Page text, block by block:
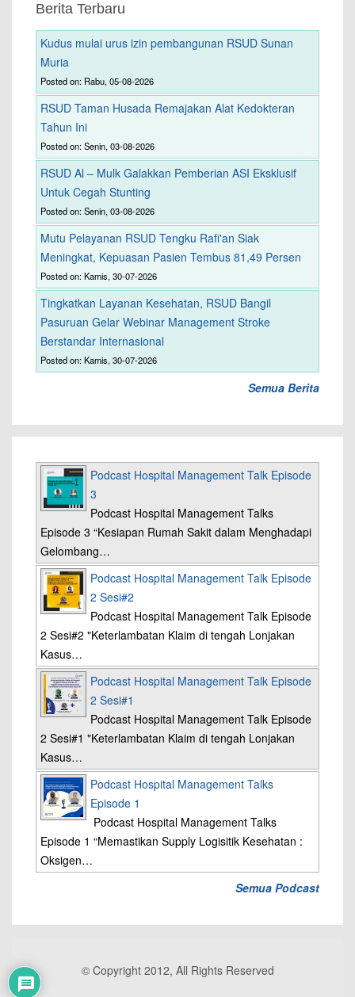
Berita Terbaru
Kudus mulai urus izin pembangunan RSUD Sunan
Muria
Posted on: Rabu, 05-08-2026
RSUD Taman Husada Remajakan Alat Kedokteran
Tahun Ini
Posted on: Senin, 03-08-2026
RSUD Al – Mulk Galakkan Pemberian ASI Eksklusif
Untuk Cegah Stunting
Posted on: Senin, 03-08-2026
Mutu Pelayanan RSUD Tengku Rafi'an Siak
Meningkat, Kepuasan Pasien Tembus 81,49 Persen
Posted on: Kamis, 30-07-2026
Tingkatkan Layanan Kesehatan, RSUD Bangil
Pasuruan Gelar Webinar Management Stroke
Berstandar Internasional
Posted on: Kamis, 30-07-2026
Semua Berita
Podcast Hospital Management Talk Episode
3
Podcast Hospital Management Talks
Episode 3 “Kesiapan Rumah Sakit dalam Menghadapi
Gelombang…
Podcast Hospital Management Talk Episode
2 Sesi#2
Podcast Hospital Management Talk Episode
2 Sesi#2 "Keterlambatan Klaim di tengah Lonjakan
Kasus…
Podcast Hospital Management Talk Episode
2 Sesi#1
Podcast Hospital Management Talk Episode
2 Sesi#1 "Keterlambatan Klaim di tengah Lonjakan
Kasus…
Podcast Hospital Management Talks
Episode 1
Podcast Hospital Management Talks
Episode 1 “Memastikan Supply Logisitik Kesehatan :
Oksigen…
Semua Podcast
© Copyright 2012, All Rights Reserved